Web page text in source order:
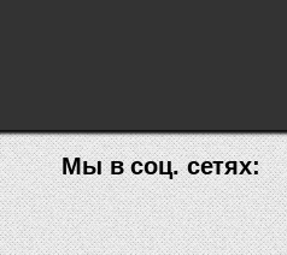
Мы в соц. сетях: